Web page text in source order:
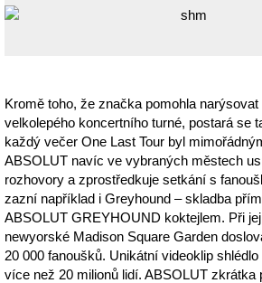
Kromě toho, že značka pomohla narýsovat
velkolepého koncertního turné, postará se
každý večer One Last Tour byl
ABSOLUT navíc ve vybraných městech
rozhovory a zprostředkuje setkání s
zazní například i Greyhound – skladba
ABSOLUT GREYHOUND koktejlem. Při
newyorské Madison Square Garden
20 000 fanoušků. Unikátní videoklip shlédlo
více než 20 milionů lidí. ABSOLUT zkrátka